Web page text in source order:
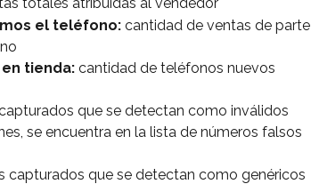
el teléfono: cantidad de ventas de parte
tienda: cantidad de teléfonos nuevos
que se detectan como inválidos
se encuentra en la lista de números falsos
capturados que se detectan como genéricos